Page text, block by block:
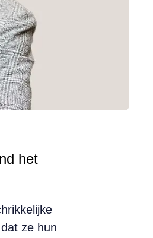
het
ze hun